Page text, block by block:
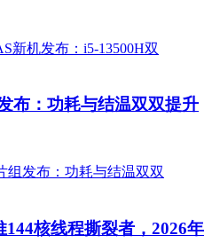
布：功耗与结温双双提升
核线程撕裂者，2026年